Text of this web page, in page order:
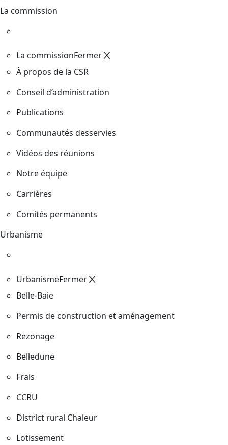
La commission
La commissionFermer
À propos de la CSR
Conseil d’administration
Publications
Communautés desservies
Vidéos des réunions
Notre équipe
Carrières
Comités permanents
Urbanisme
UrbanismeFermer
Belle-Baie
Permis de construction et aménagement
Rezonage
Belledune
Frais
CCRU
District rural Chaleur
Lotissement